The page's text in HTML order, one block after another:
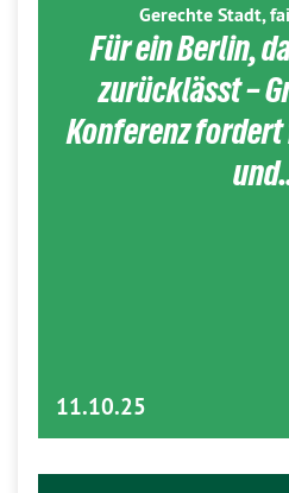
Gerechte Stadt,
Für ein Berlin,
zurücklässt –
Konferenz
11.10.25